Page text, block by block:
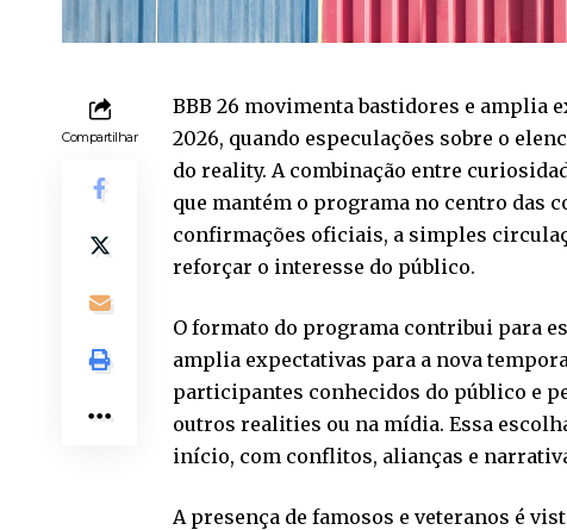
Compartilhar
BBB 26 movimenta bastidores e amplia
2026, quando especulações sobre o
do reality. A combinação entre
que mantém o programa no centro das
confirmações oficiais, a simples
reforçar o interesse do público.
O formato do programa contribui para
amplia expectativas para a nova
participantes conhecidos do público e
outros realities ou na mídia. Essa
início, com conflitos, alianças e
A presença de famosos e veteranos é